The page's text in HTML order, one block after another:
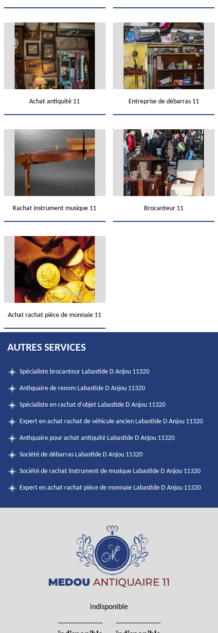
Achat antiquité 11 Entreprise de débarras 11
Rachat instrument musique 11 Brocanteur 11
Achat rachat pièce de monnaie 11
AUTRES SERVICES
Spécialiste brocanteur Labastide D Anjou 11320
Antiquaire de renom Labastide D Anjou 11320
Spécialiste en rachat d'objet Labastide D Anjou 11320
Expert en achat rachat de véhicule ancien Labastide D Anjou 11320
Antiquaire pour achat antiquité Labastide D Anjou 11320
Société de débarras Labastide D Anjou 11320
Société de rachat instrument de musique Labastide D Anjou 11320
Expert en achat rachat pièce de monnaie Labastide D Anjou 11320
indisponible